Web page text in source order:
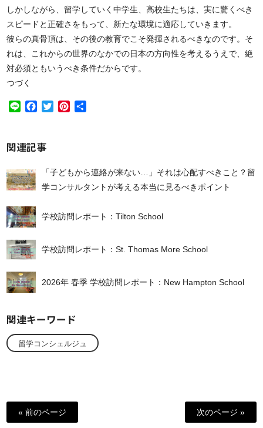
しかしながら、留学していく中学生、高校生たちは、実に驚くべき
スピードと正確さをもって、新たな環境に適応していきます。
彼らの真骨頂は、その後の教育でこそ発揮されるべきなのです。そ
れは、これからの世界のなかでの日本の方向性を考えるうえで、絶
対必須ともいうべき条件だからです。
つづく
Line Facebook
TwitterPinterest
関連記事
「子どもから連絡が来ない…」それは心配すべきこと？留
学コンサルタントが考える本当に見るべきポイント
学校訪問レポート：Tilton School
学校訪問レポート：St. Thomas More School
2026年 春季 学校訪問レポート：New Hampton School
関連キーワード
留学コンシェルジュ
« 前のページ 次のページ »